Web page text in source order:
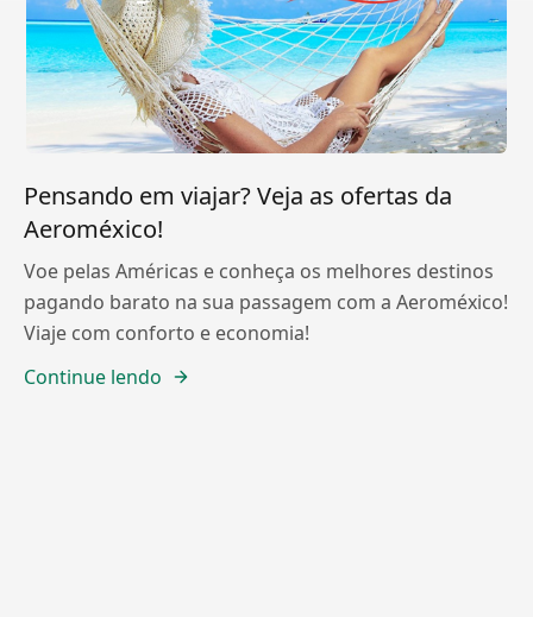
Pensando em viajar? Veja as ofertas da
Aeroméxico!
Voe pelas Américas e conheça os melhores destinos
pagando barato na sua passagem com a Aeroméxico!
Viaje com conforto e economia!
Continue lendo